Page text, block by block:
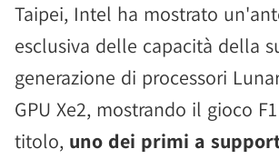
Taipei, Intel ha mostrato
esclusiva delle capacità della
generazione di processori
GPU Xe2, mostrando il gioco
titolo, uno dei primi a